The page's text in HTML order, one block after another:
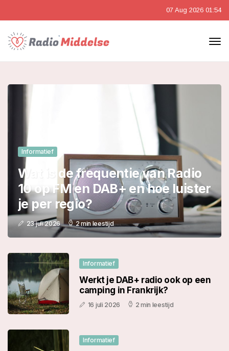
07 Aug 2026 01:54
Informatief
Wat is de frequentie van Radio
10 op FM en DAB+ en hoe luister
je per regio?
23 juli 2026 2 min leestijd
Informatief
Werkt je DAB+ radio ook op een
camping in Frankrijk?
16 juli 2026 2 min leestijd
Informatief